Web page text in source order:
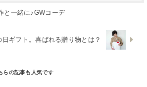
と一緒に♪GWコーデ
日ギフト。喜ばれる贈り物とは？